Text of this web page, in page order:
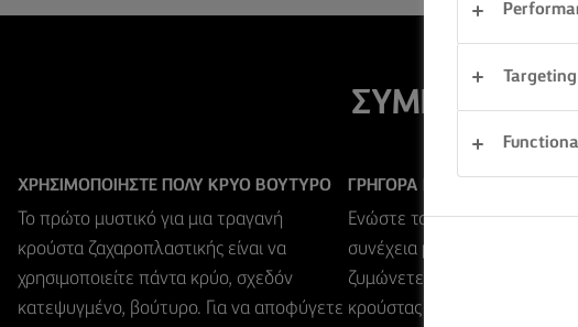
Cyprus
(Greek)
ΣΥΜΒΟΥΛΕΣ
ΧΡΗΣΙΜΟΠΟΙΗΣΤΕ ΠΟΛΥ ΚΡΥΟ ΒΟΥΤΥΡΟ
Το πρώτο μυστικό για μια τραγανή
κρούστα ζαχαροπλαστικής είναι να
χρησιμοποιείτε πάντα κρύο, σχεδόν
κατεψυγμένο, βούτυρο. Για να αποφύγετε
ΓΡΗΓΟΡΑ ΚΑΙ ΔΡΟΣΕΡΑ
Ενώστε το βούτυρο και το
συνέχεια μετακινήστε το σε
ζυμώνετε και δεν
κρούστας όσο λιγότερο
Targeting
Functional